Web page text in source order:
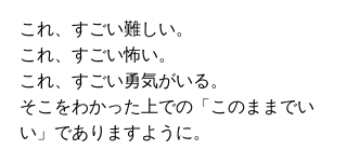
これ、すごい難しい。
これ、すごい怖い。
これ、すごい勇気がいる。
そこをわかった上での「このままでい
い」でありますように。